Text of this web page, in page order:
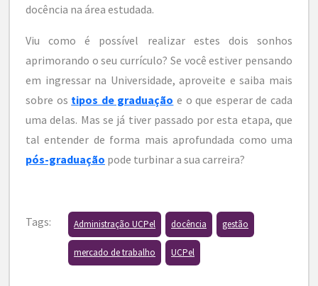
docência na área estudada.
Viu como é possível realizar estes dois sonhos
aprimorando o seu currículo? Se você estiver pensando
em ingressar na Universidade, aproveite e saiba mais
sobre os tipos de graduação e o que esperar de cada
uma delas. Mas se já tiver passado por esta etapa, que
tal entender de forma mais aprofundada como uma
pós-graduação pode turbinar a sua carreira?
Tags: Administração UCPel docência gestão
mercado de trabalho UCPel